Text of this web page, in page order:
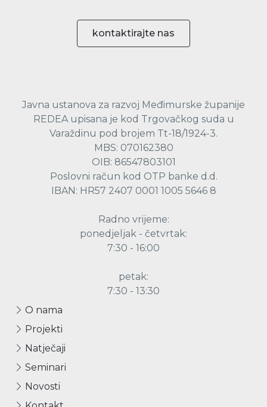
kontaktirajte nas
Javna ustanova za razvoj Međimurske županije
REDEA upisana je kod Trgovačkog suda u
Varaždinu pod brojem Tt-18/1924-3.
MBS: 070162380
OIB: 86547803101
Poslovni račun kod OTP banke d.d.
IBAN: HR57 2407 0001 1005 5646 8
Radno vrijeme:
ponedjeljak - četvrtak:
7:30 - 16:00
petak:
7:30 - 13:30
O nama
Projekti
Natječaji
Seminari
Novosti